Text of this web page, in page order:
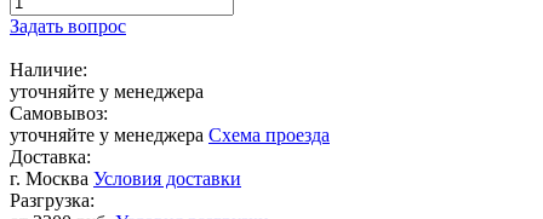
Задать вопрос
Наличие:
уточняйте у менеджера
Самовывоз:
уточняйте у менеджера Схема проезда
Доставка:
г. Москва Условия доставки
Разгрузка: